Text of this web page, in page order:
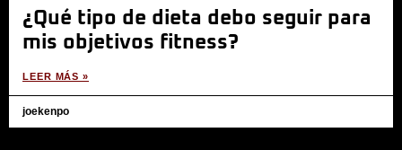
¿Qué tipo de dieta debo seguir para
mis objetivos fitness?
LEER MÁS »
joekenpo